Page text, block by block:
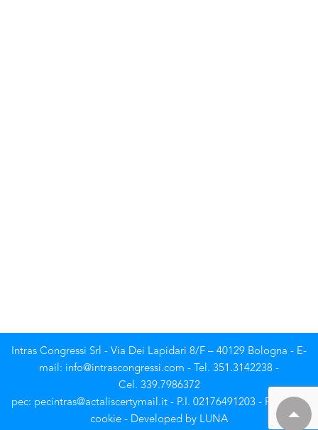
Intras Congressi Srl - Via Dei Lapidari 8/F – 40129 Bologna - E-
mail: info@intrascongressi.com - Tel. 351.3142238 -
Cel. 339.7986372
pec: pecintras@actaliscertymail.it - P.I. 02176491203 - Privacy e
cookie - Developed by LUNA